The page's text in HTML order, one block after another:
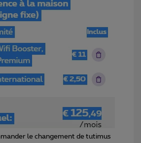
le changement de tutimus